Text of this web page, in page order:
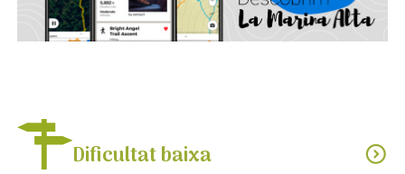
Dificultat baixa expand_circle_down